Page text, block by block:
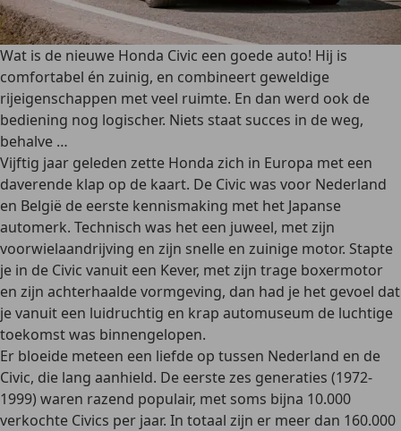
Wat is de nieuwe Honda Civic een goede auto! Hij is
comfortabel én zuinig, en combineert geweldige
rijeigenschappen met veel ruimte. En dan werd ook de
bediening nog logischer. Niets staat succes in de weg,
behalve …
Vijftig jaar geleden zette Honda zich in Europa met een
daverende klap op de kaart. De Civic was voor Nederland
en België de eerste kennismaking met het Japanse
automerk. Technisch was het een juweel, met zijn
voorwielaandrijving en zijn snelle en zuinige motor. Stapte
je in de Civic vanuit een Kever, met zijn trage boxermotor
en zijn achterhaalde vormgeving, dan had je het gevoel dat
je vanuit een luidruchtig en krap automuseum de luchtige
toekomst was binnengelopen.
Er bloeide meteen een liefde op tussen Nederland en de
Civic, die lang aanhield. De eerste zes generaties (1972-
1999) waren razend populair, met soms bijna 10.000
verkochte Civics per jaar. In totaal zijn er meer dan 160.000